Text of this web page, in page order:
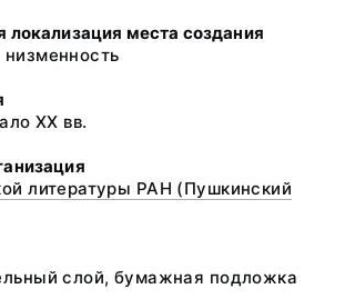
локализация места создания
XX вв.
литературы РАН (Пушкинский
слой, бумажная подложка